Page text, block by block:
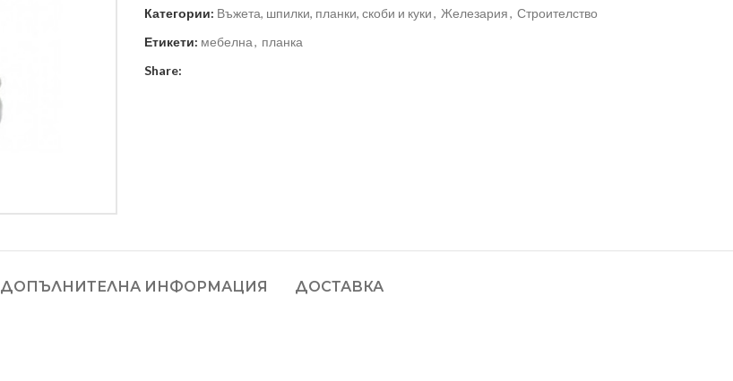
Категории: Въжета, шпилки, планки, скоби и куки, Железария, Строителство
Етикети: мебелна, планка
Share:
ДОПЪЛНИТЕЛНА ИНФОРМАЦИЯ ДОСТАВКА